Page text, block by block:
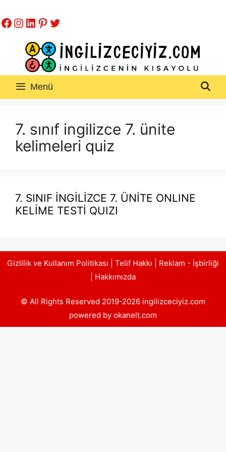
atla
Facebook
Instagram
LinkedIn
Pinterest
Twitter
Menü
7. sınıf ingilizce 7. ünite
kelimeleri quiz
7. SINIF İNGİLİZCE 7. ÜNİTE ONLINE
KELİME TESTİ QUIZI
Gizlilik ve Kullanım Politikası Telif Hakkı
Reklam - İşbirliği
Hakkımızda
© All Rights Reserved 2019-2026 ingilizceciyiz.com
powered by okanelt.com